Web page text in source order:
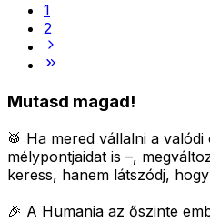
1
2
Mutasd magad!
🥁 Ha mered vállalni a
mélypontjaidat is –,
keress, hanem látszódj,
🎉 A Humania az őszinte